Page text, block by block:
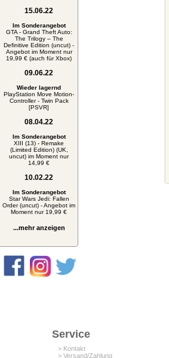
15.06.22
Im Sonderangebot
GTA - Grand Theft Auto:
The Trilogy – The
Definitive Edition (uncut) -
Angebot im Moment nur
19,99 € (auch für Xbox)
09.06.22
Wieder lagernd
PlayStation Move Motion-
Controller - Twin Pack
[PSVR]
08.04.22
Im Sonderangebot
XIII (13) - Remake
(Limited Edition) (UK,
uncut) im Moment nur
14,99 €
10.02.22
Im Sonderangebot
Star Wars Jedi: Fallen
Order (uncut) - Angebot im
Moment nur 19,99 €
...mehr anzeigen
Service
> Kontakt
> Versand/Zahlung